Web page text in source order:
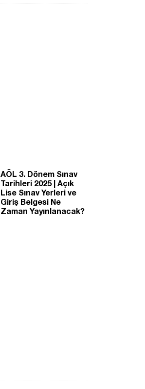
AÖL 3. Dönem Sınav
Tarihleri 2025 | Açık
Lise Sınav Yerleri ve
Giriş Belgesi Ne
Zaman Yayınlanacak?